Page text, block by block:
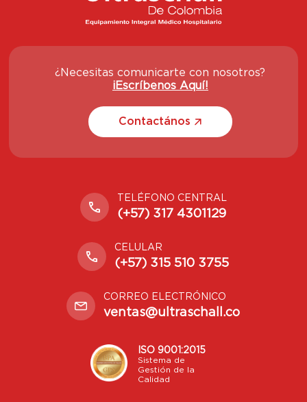
¿Necesitas comunicarte con nosotros?
¡Escríbenos Aquí!
Contactános
TELÉFONO CENTRAL
(+57) 317 4301129
CELULAR
(+57) 315 510 3755
CORREO ELECTRÓNICO
ventas@ultraschall.co
ISO 9001:2015
Sistema de
Gestión de la
Calidad